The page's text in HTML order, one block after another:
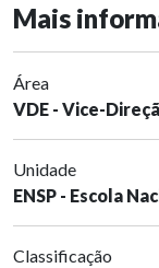
Mais
Área
VDE - Vice-
Unidade
ENSP - Escola
Classificação